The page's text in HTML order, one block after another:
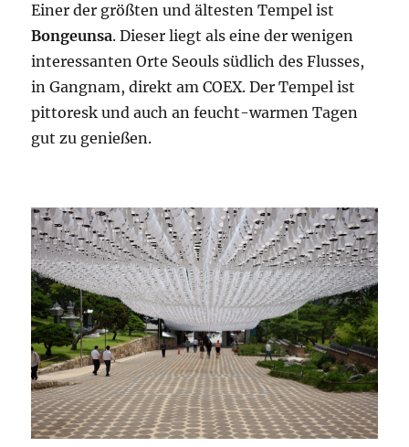
Einer der größten und ältesten Tempel ist
Bongeunsa. Dieser liegt als eine der wenigen
interessanten Orte Seouls südlich des Flusses,
in Gangnam, direkt am COEX. Der Tempel ist
pittoresk und auch an feucht-warmen Tagen
gut zu genießen.